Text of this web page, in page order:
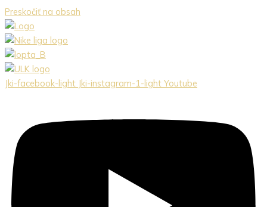
Preskočiť na obsah
Jki-facebook-light Jki-instagram-1-light Youtube